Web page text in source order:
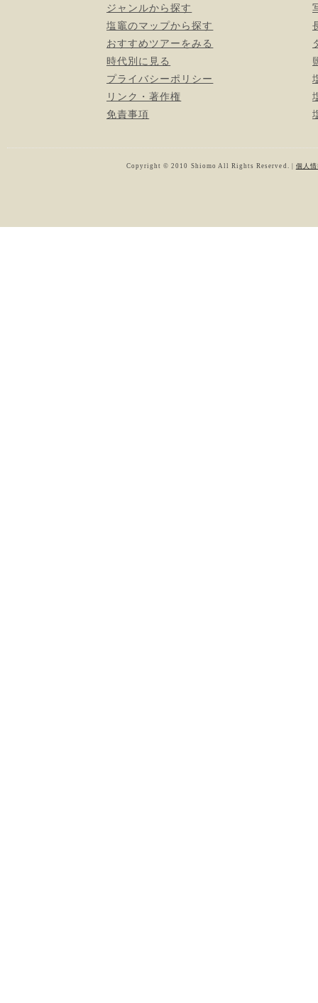
ジャンルから探す
塩竈のマップから探す
おすすめツアーをみる
時代別に見る
プライバシーポリシー
リンク・著作権
免責事項
Copyright © 2010 Shiomo All Rights Reserved. | 個人